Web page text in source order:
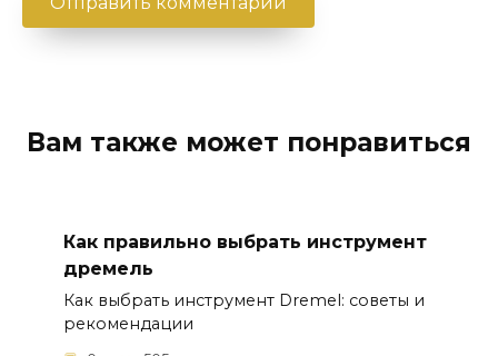
Вам также может понравиться
Как правильно выбрать инструмент
дремель
Как выбрать инструмент Dremel: советы и
рекомендации